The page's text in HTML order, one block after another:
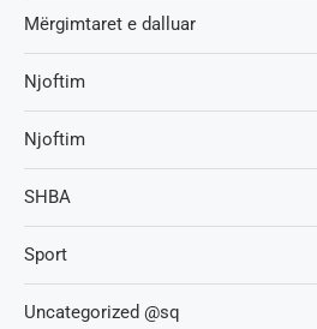
Mërgimtaret e dalluar
Njoftim
Njoftim
SHBA
Sport
Uncategorized @sq